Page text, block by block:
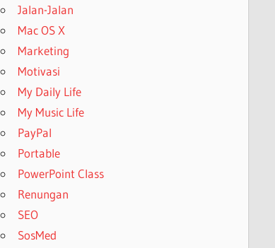
Jalan-Jalan
Mac OS X
Marketing
Motivasi
My Daily Life
My Music Life
PayPal
Portable
PowerPoint Class
Renungan
SEO
SosMed